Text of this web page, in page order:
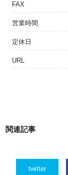
FAX
営業時間
定休日
URL
関連記事
twitter